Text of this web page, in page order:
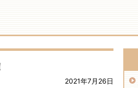
2021年7月26日